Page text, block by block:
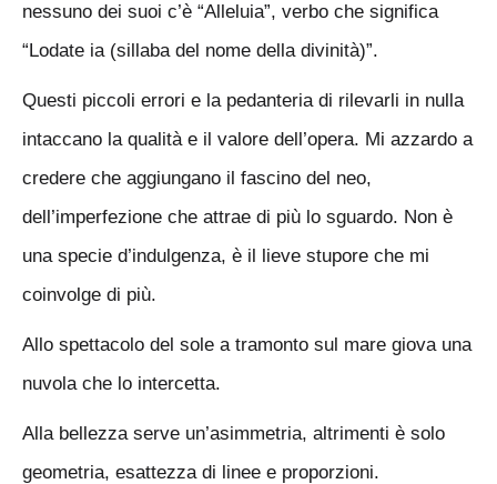
nessuno dei suoi c’è “Alleluia”, verbo che significa
“Lodate ia (sillaba del nome della divinità)”.
Questi piccoli errori e la pedanteria di rilevarli in nulla
intaccano la qualità e il valore dell’opera. Mi azzardo a
credere che aggiungano il fascino del neo,
dell’imperfezione che attrae di più lo sguardo. Non è
una specie d’indulgenza, è il lieve stupore che mi
coinvolge di più.
Allo spettacolo del sole a tramonto sul mare giova una
nuvola che lo intercetta.
Alla bellezza serve un’asimmetria, altrimenti è solo
geometria, esattezza di linee e proporzioni.